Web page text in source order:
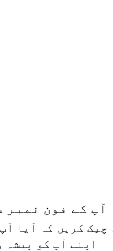
⚠️ آپ کے فون
کریں کہ آیا
اپنے آپ کو پیشہ